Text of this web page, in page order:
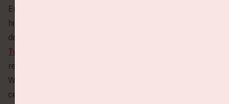
Europa touren, maar hij annuleerde dit eind 2021 omdat
hij een nieuwe visie had. "Ik wil iets groters en specialers
doen en dat vraagt om stadions", schreef hij in een
Tweet
realiteit worden met een reeks aan concerten! The
Weeknd's laatste albums
centraal tijdens deze tour. Kaytranada en Mike Dean zijn